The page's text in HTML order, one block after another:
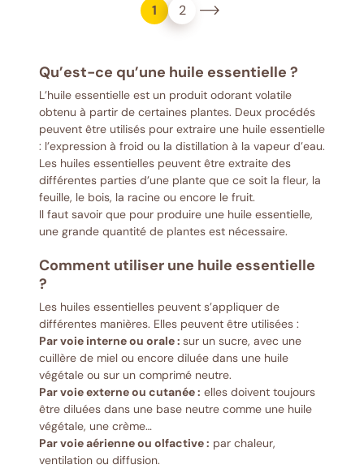
1 2
Qu’est-ce qu’une huile essentielle ?
L’huile essentielle est un produit odorant volatile
obtenu à partir de certaines plantes. Deux procédés
peuvent être utilisés pour extraire une huile essentielle
: l’expression à froid ou la distillation à la vapeur d’eau.
Les huiles essentielles peuvent être extraite des
différentes parties d’une plante que ce soit la fleur, la
feuille, le bois, la racine ou encore le fruit.
Il faut savoir que pour produire une huile essentielle,
une grande quantité de plantes est nécessaire.
Comment utiliser une huile essentielle
?
Les huiles essentielles peuvent s’appliquer de
différentes manières. Elles peuvent être utilisées :
Par voie interne ou orale : sur un sucre, avec une
cuillère de miel ou encore diluée dans une huile
végétale ou sur un comprimé neutre.
Par voie externe ou cutanée : elles doivent toujours
être diluées dans une base neutre comme une huile
végétale, une crème…
Par voie aérienne ou olfactive : par chaleur,
ventilation ou diffusion.